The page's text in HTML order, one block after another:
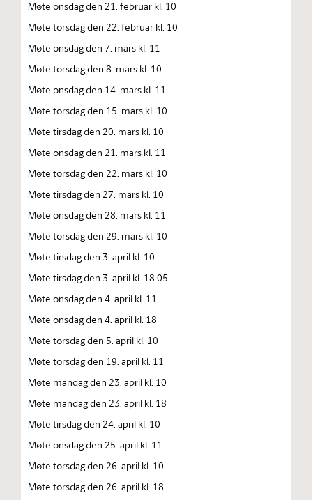
Møte onsdag den 21. februar kl. 10
Møte torsdag den 22. februar kl. 10
Møte onsdag den 7. mars kl. 11
Møte torsdag den 8. mars kl. 10
Møte onsdag den 14. mars kl. 11
Møte torsdag den 15. mars kl. 10
Møte tirsdag den 20. mars kl. 10
Møte onsdag den 21. mars kl. 11
Møte torsdag den 22. mars kl. 10
Møte tirsdag den 27. mars kl. 10
Møte onsdag den 28. mars kl. 11
Møte torsdag den 29. mars kl. 10
Møte tirsdag den 3. april kl. 10
Møte tirsdag den 3. april kl. 18.05
Møte onsdag den 4. april kl. 11
Møte onsdag den 4. april kl. 18
Møte torsdag den 5. april kl. 10
Møte torsdag den 19. april kl. 11
Møte mandag den 23. april kl. 10
Møte mandag den 23. april kl. 18
Møte tirsdag den 24. april kl. 10
Møte onsdag den 25. april kl. 11
Møte torsdag den 26. april kl. 10
Møte torsdag den 26. april kl. 18